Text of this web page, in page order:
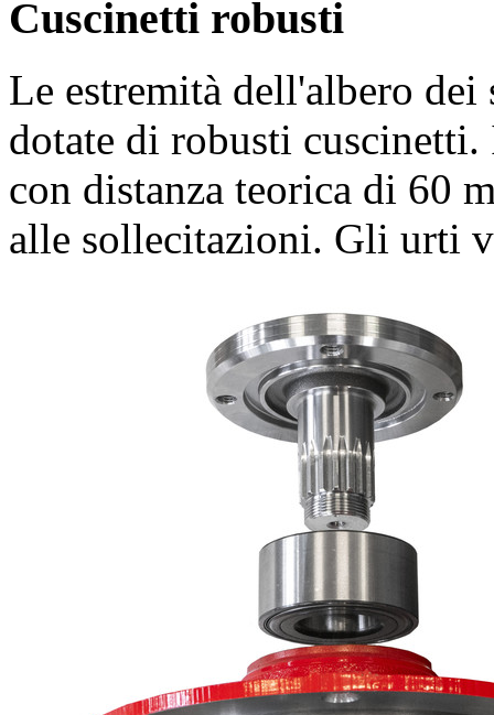
Cuscinetti robusti
Le estremità dell'albero
dotate di robusti
con distanza teorica di 60
alle sollecitazioni. Gli urti